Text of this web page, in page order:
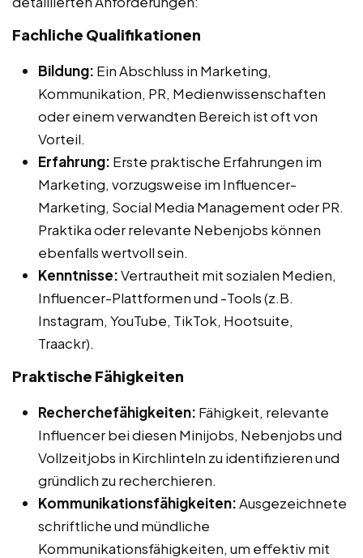
Fachliche Qualifikationen
Bildung: Ein Abschluss in Marketing,
Kommunikation, PR, Medienwissenschaften
oder einem verwandten Bereich ist oft von
Vorteil.
Erfahrung: Erste praktische Erfahrungen im
Marketing, vorzugsweise im Influencer-
Marketing, Social Media Management oder PR.
Praktika oder relevante Nebenjobs können
ebenfalls wertvoll sein.
Kenntnisse:Vertrautheit mit sozialen Medien,
Influencer-Plattformen und -Tools (z.B.
Instagram, YouTube, TikTok, Hootsuite,
Traackr).
Praktische Fähigkeiten
Recherchefähigkeiten: Fähigkeit, relevante
Influencer bei diesen Minijobs, Nebenjobs und
Vollzeitjobs in Kirchlinteln zu identifizieren und
gründlich zu recherchieren.
Kommunikationsfähigkeiten:Ausgezeichnete
schriftliche und mündliche
Kommunikationsfähigkeiten, um effektiv mit